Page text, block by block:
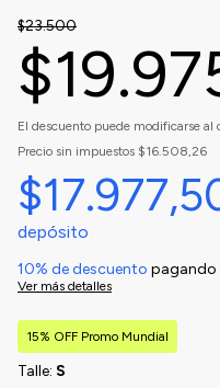
$23.500
El descuento puede modificarse al
Precio sin impuestos $16.508,26
depósito
10% de descuento pagando
Ver más detalles
15% OFF Promo Mundial
Talle: S